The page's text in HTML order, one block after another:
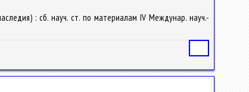
: сб. науч. ст. по материалам IV Междунар. науч.-